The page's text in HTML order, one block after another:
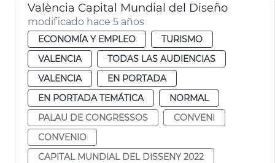
València Capital Mundial del Diseño
modificado hace 5 años
ECONOMÍA Y EMPLEO
TURISMO
VALENCIA
TODAS LAS AUDIENCIAS
VALENCIA
EN PORTADA
EN PORTADA TEMÁTICA
NORMAL
PALAU DE CONGRESSOS
CONVENI
CONVENIO
CAPITAL MUNDIAL DEL DISSENY 2022